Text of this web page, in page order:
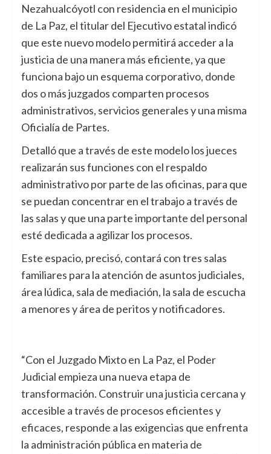
Nezahualcóyotl con residencia en el municipio
de La Paz, el titular del Ejecutivo estatal indicó
que este nuevo modelo permitirá acceder a la
justicia de una manera más eficiente, ya que
funciona bajo un esquema corporativo, donde
dos o más juzgados comparten procesos
administrativos, servicios generales y una misma
Oficialía de Partes.
Detalló que a través de este modelo los jueces
realizarán sus funciones con el respaldo
administrativo por parte de las oficinas, para que
se puedan concentrar en el trabajo a través de
las salas y que una parte importante del personal
esté dedicada a agilizar los procesos.
Este espacio, precisó, contará con tres salas
familiares para la atención de asuntos judiciales,
área lúdica, sala de mediación, la sala de escucha
a menores y área de peritos y notificadores.
“Con el Juzgado Mixto en La Paz, el Poder
Judicial empieza una nueva etapa de
transformación. Construir una justicia cercana y
accesible a través de procesos eficientes y
eficaces, responde a las exigencias que enfrenta
la administración pública en materia de